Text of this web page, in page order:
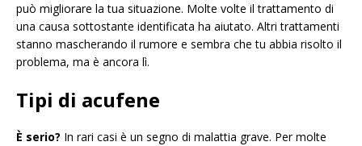
può migliorare la tua situazione. Molte volte il trattamento di
una causa sottostante identificata ha aiutato. Altri trattamenti
stanno mascherando il rumore e sembra che tu abbia risolto il
problema, ma è ancora lì.
Tipi di acufene
È serio? In rari casi è un segno di malattia grave. Per molte